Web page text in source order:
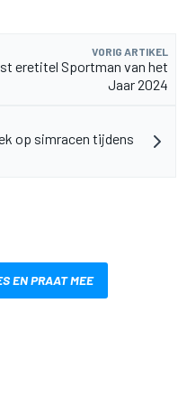
VORIG ARTIKEL
eretitel Sportman van het
Jaar 2024
op simracen tijdens
EN PRAAT MEE